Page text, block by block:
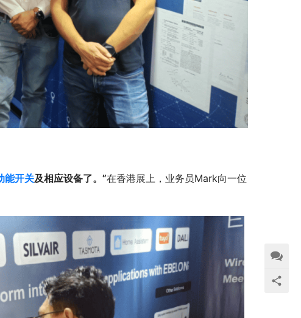
能开关及相应设备了。”在香港展上，业务员Mark向一位